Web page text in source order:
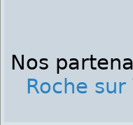
Nos
Roche sur